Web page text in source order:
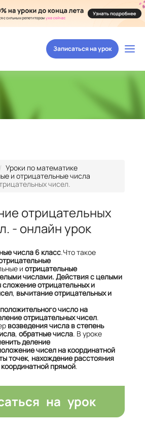
Записаться на урок
Уроки по математике
и отрицательные числа
чисел.
отрицательных
- онлайн урок
числа 6 класс.Что такое
и отрицательные
числами. Действия с целыми
отрицательных и
, вычитание отрицательных и
положительного число на
отрицательных чисел.
возведения числа в степень
, обратные числа. В уроке
деление
чисел на координатной
точек, нахождение расстояния
прямой.
на урок